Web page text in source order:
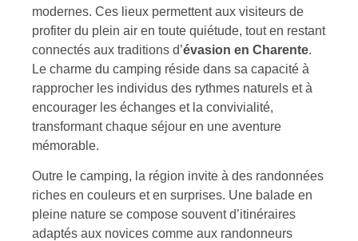
modernes. Ces lieux permettent aux visiteurs de
profiter du plein air en toute quiétude, tout en restant
connectés aux traditions d’évasion en Charente.
Le charme du camping réside dans sa capacité à
rapprocher les individus des rythmes naturels et à
encourager les échanges et la convivialité,
transformant chaque séjour en une aventure
mémorable.
Outre le camping, la région invite à des randonnées
riches en couleurs et en surprises. Une balade en
pleine nature se compose souvent d’itinéraires
adaptés aux novices comme aux randonneurs